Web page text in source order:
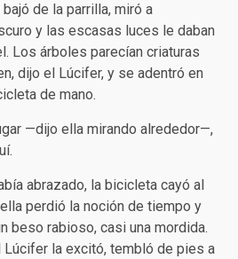
de la parrilla, miró a
y las escasas luces le daban
Los árboles parecían criaturas
dijo el Lúcifer, y se adentró en
de mano.
—dijo ella mirando alrededor—,
abrazado, la bicicleta cayó al
perdió la noción de tiempo y
beso rabioso, casi una mordida.
Lúcifer la excitó, tembló de pies a